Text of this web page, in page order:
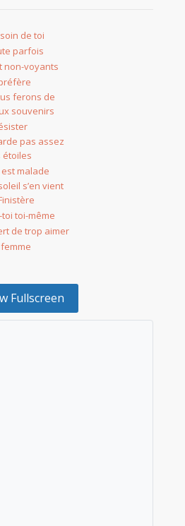
de toi
parfois
non-voyants
ferons de
souvenirs
pas assez
étoiles
est malade
s’en vient
toi-même
de trop aimer
femme
Fullscreen